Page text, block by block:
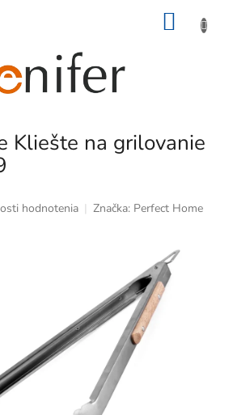
Kliešte na grilovanie
hodnotenia Značka: Perfect Home